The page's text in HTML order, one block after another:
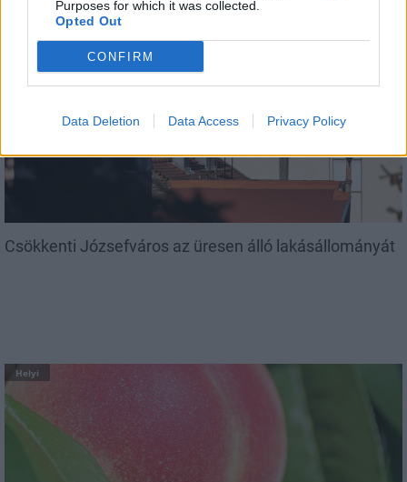
Purposes for which it was collected.
Opted Out
CONFIRM
Data Deletion Data Access Privacy Policy
Csökkenti Józsefváros az üresen álló lakásállományát
Helyi